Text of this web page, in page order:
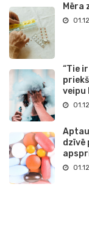
Mēra
“Tie
veipu
dzīvē